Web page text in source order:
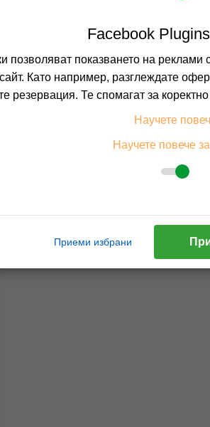
Facebook
позволяват показването на
Като например, разглеждате
резервация. Те спомагат за
Научете
Научете повече
Приеми избрани